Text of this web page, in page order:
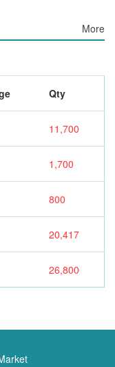
More
Qty
11,700
1,700
800
20,417
26,800